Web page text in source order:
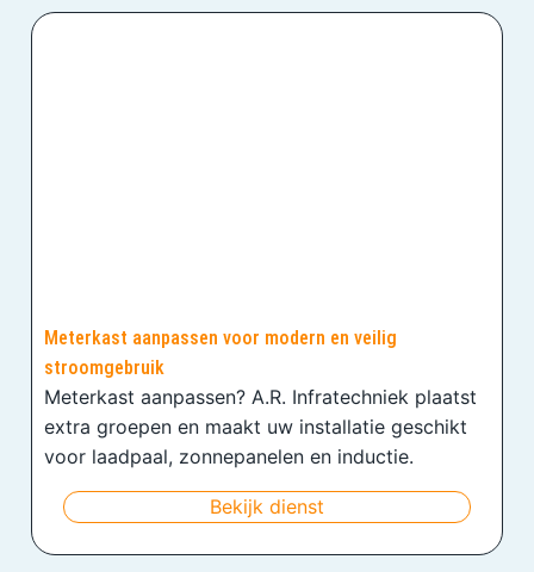
Meterkast aanpassen voor modern en veilig
stroomgebruik
Meterkast aanpassen? A.R. Infratechniek plaatst
extra groepen en maakt uw installatie geschikt
voor laadpaal, zonnepanelen en inductie.
Bekijk dienst